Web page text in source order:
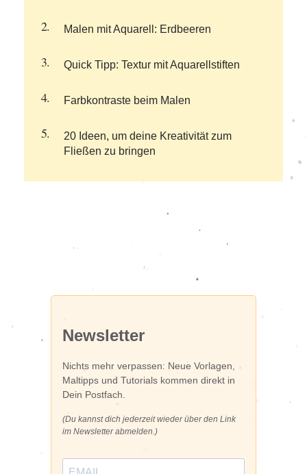
Malen mit Aquarell: Erdbeeren
Quick Tipp: Textur mit Aquarellstiften
Farbkontraste beim Malen
20 Ideen, um deine Kreativität zum
Fließen zu bringen